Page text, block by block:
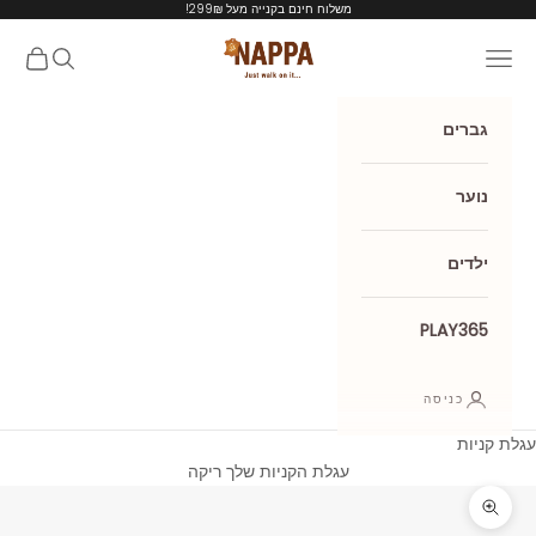
משלוח חינם בקנייה מעל 299₪!
Nappa shoes תפריט חיפושעגלת
גברים
נוער
ילדים
PLAY365
כניסה
עגלת קניות
עגלת הקניות שלך ריקה
תקריב